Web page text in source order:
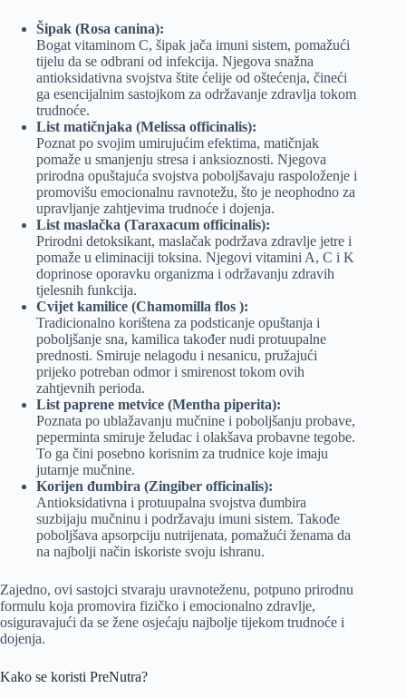
Šipak (Rosa canina):
Bogat vitaminom C, šipak jača imuni sistem, pomažući
tijelu da se odbrani od infekcija. Njegova snažna
antioksidativna svojstva štite ćelije od oštećenja, čineći
ga esencijalnim sastojkom za održavanje zdravlja tokom
trudnoće.
List matičnjaka (Melissa officinalis):
Poznat po svojim umirujućim efektima, matičnjak
pomaže u smanjenju stresa i anksioznosti. Njegova
prirodna opuštajuća svojstva poboljšavaju raspoloženje i
promovišu emocionalnu ravnotežu, što je neophodno za
upravljanje zahtjevima trudnoće i dojenja.
List maslačka (Taraxacum officinalis):
Prirodni detoksikant, maslačak podržava zdravlje jetre i
pomaže u eliminaciji toksina. Njegovi vitamini A, C i K
doprinose oporavku organizma i održavanju zdravih
tjelesnih funkcija.
Cvijet kamilice (Chamomilla flos ):
Tradicionalno korištena za podsticanje opuštanja i
poboljšanje sna, kamilica također nudi protuupalne
prednosti. Smiruje nelagodu i nesanicu, pružajući
prijeko potreban odmor i smirenost tokom ovih
zahtjevnih perioda.
List paprene metvice (Mentha piperita):
Poznata po ublažavanju mučnine i poboljšanju probave,
peperminta smiruje želudac i olakšava probavne tegobe.
To ga čini posebno korisnim za trudnice koje imaju
jutarnje mučnine.
Korijen đumbira (Zingiber officinalis):
Antioksidativna i protuupalna svojstva đumbira
suzbijaju mučninu i podržavaju imuni sistem. Takođe
poboljšava apsorpciju nutrijenata, pomažući ženama da
na najbolji način iskoriste svoju ishranu.
Zajedno, ovi sastojci stvaraju uravnoteženu, potpuno prirodnu
formulu koja promovira fizičko i emocionalno zdravlje,
osiguravajući da se žene osjećaju najbolje tijekom trudnoće i
dojenja.
Kako se koristi PreNutra?